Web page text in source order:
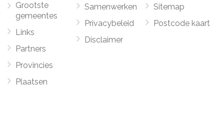
Grootste
gemeentes
Links
Partners
Provincies
Plaatsen
Samenwerken
Privacybeleid
Disclaimer
Sitemap
Postcode kaart